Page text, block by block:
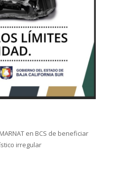
en BCS de beneficiar
irregular